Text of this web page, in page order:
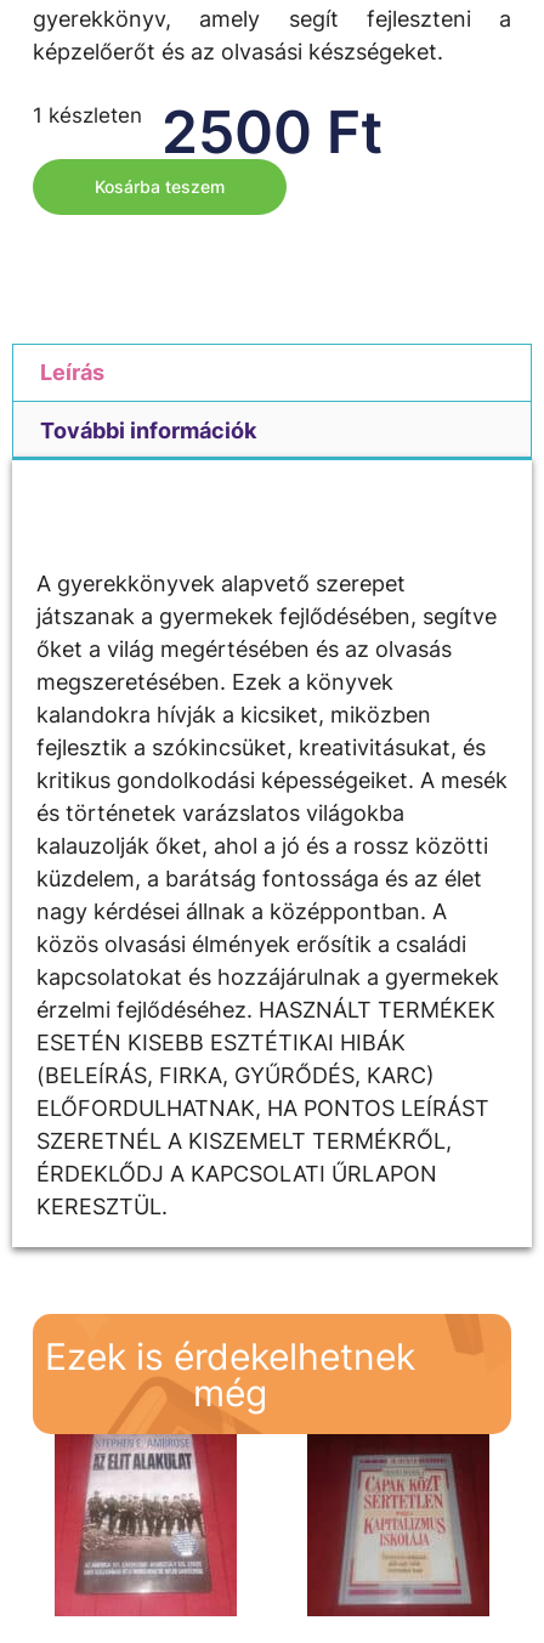
gyerekkönyv, amely segít fejleszteni a
képzelőerőt és az olvasási készségeket.
2500 Ft
1 készleten
Kosárba teszem
Leírás
További információk
A gyerekkönyvek alapvető szerepet
játszanak a gyermekek fejlődésében, segítve
őket a világ megértésében és az olvasás
megszeretésében. Ezek a könyvek
kalandokra hívják a kicsiket, miközben
fejlesztik a szókincsüket, kreativitásukat, és
kritikus gondolkodási képességeiket. A mesék
és történetek varázslatos világokba
kalauzolják őket, ahol a jó és a rossz közötti
küzdelem, a barátság fontossága és az élet
nagy kérdései állnak a középpontban. A
közös olvasási élmények erősítik a családi
kapcsolatokat és hozzájárulnak a gyermekek
érzelmi fejlődéséhez. HASZNÁLT TERMÉKEK
ESETÉN KISEBB ESZTÉTIKAI HIBÁK
(BELEÍRÁS, FIRKA, GYŰRŐDÉS, KARC)
ELŐFORDULHATNAK, HA PONTOS LEÍRÁST
SZERETNÉL A KISZEMELT TERMÉKRŐL,
ÉRDEKLŐDJ A KAPCSOLATI ŰRLAPON
KERESZTÜL.
Ezek is érdekelhetnek
még